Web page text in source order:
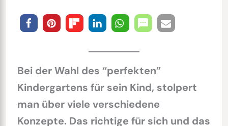
Bei der Wahl des “perfekten”
Kindergartens für sein Kind, stolpert
man über viele verschiedene
Konzepte. Das richtige für sich und das